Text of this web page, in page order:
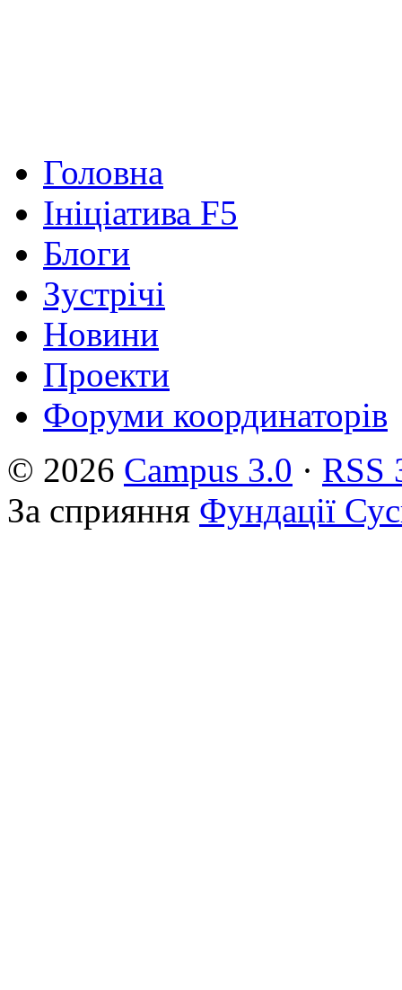
Головна
Ініціатива F5
Блоги
Зустрічі
Новини
Проекти
Форуми координаторів
© 2026 Campus 3.0 · RSS
За сприяння Фундації